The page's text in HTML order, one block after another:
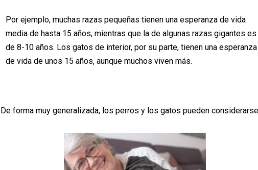
Por ejemplo, muchas razas pequeñas tienen una esperanza de vida
media de hasta 15 años, mientras que la de algunas razas gigantes es
de 8-10 años. Los gatos de interior, por su parte, tienen una esperanza
de vida de unos 15 años, aunque muchos viven más.
De forma muy generalizada, los perros y los gatos pueden